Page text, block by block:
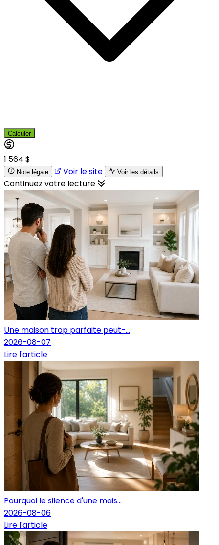
Calculer
1 564 $
Note légale Voir le site Voir les détails
Continuez votre lecture
Une maison trop parfaite peut-...
2026-08-07
Lire l'article
Pourquoi le silence d'une mais...
2026-08-06
Lire l'article